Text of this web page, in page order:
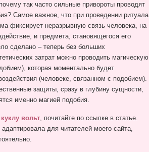
так часто сильные привороты проводят
Самое важное, что при проведении ритуала
фиксирует неразрывную связь человека, на
и предмета, становящегося его
сделано – теперь без больших
затрат можно проводить магическую
которая моментально будет
(человеке, связанном с подобием).
защиты, сразу в глубину сущности,
именно магией подобия.
вольт, почитайте по ссылке в статье.
для читателей моего сайта,